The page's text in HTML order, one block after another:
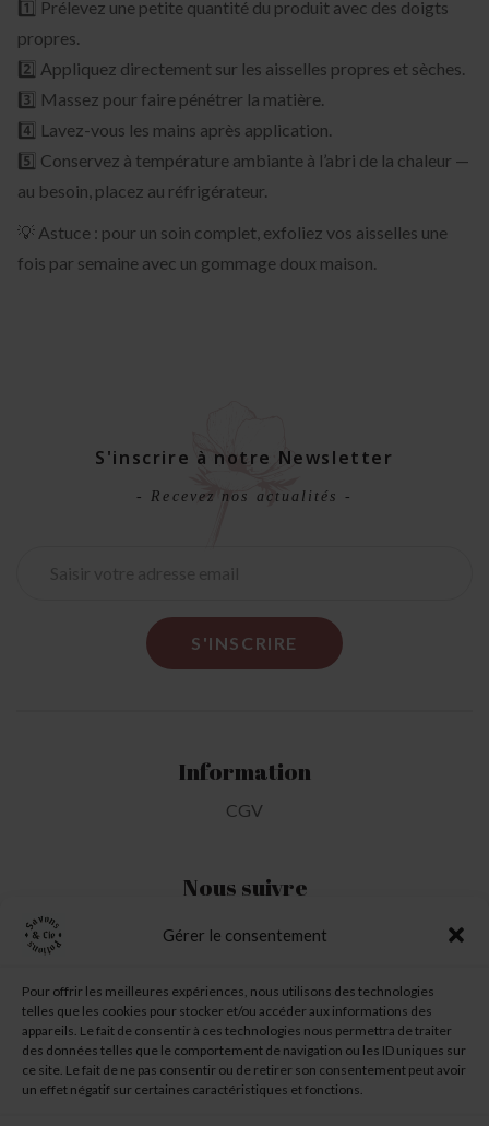
Gérer le consentement
Pour offrir les meilleures expériences, nous utilisons des technologies
telles que les cookies pour stocker et/ou accéder aux informations des
appareils. Le fait de consentir à ces technologies nous permettra de traiter
des données telles que le comportement de navigation ou les ID uniques sur
ce site. Le fait de ne pas consentir ou de retirer son consentement peut avoir
un effet négatif sur certaines caractéristiques et fonctions.
1️⃣ Prélevez une petite quantité du produit avec des doigts
propres.
2️⃣ Appliquez directement sur les aisselles propres et sèches.
3️⃣ Massez pour faire pénétrer la matière.
4️⃣ Lavez-vous les mains après application.
5️⃣ Conservez à température ambiante à l’abri de la chaleur —
au besoin, placez au réfrigérateur.
💡 Astuce : pour un soin complet, exfoliez vos aisselles une
fois par semaine avec un gommage doux maison.
S'inscrire à notre Newsletter
- Recevez nos actualités -
Information
CGV
Nous suivre
Mon Compte
Ma liste d'envie
Mon panier